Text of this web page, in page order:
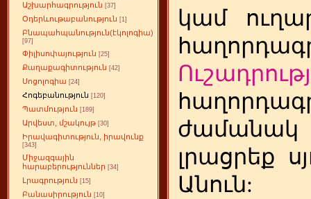
Աշխարհագրություն [37]
Օդերևութաբանություն [1]
Բնապահպանություն(էկոլոգիա)
[97]
Փիլիսոփայություն [25]
Քաղաքագիտություն [42]
Սոցոլոգիա [24]
Հոգեբանություն [120]
Պատմություն [189]
Արվեստ, մշակույթ [30]
Իրավագիտություն, իրավունք
[343]
Միջազգային
հարաբերություններ [34]
Լրագրություն [15]
Բանասիրություն [10]
կամ
ժամանակ
լրացրեք
Անուն: